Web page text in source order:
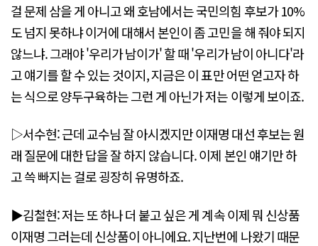
걸 문제 삼을 게 아니고 왜 호남에서는 국민의힘 후보가 10%
도 넘지 못하냐 이거에 대해서 본인이 좀 고민을 해 줘야 되지
않느냐. 그래야 '우리가 남이가' 할 때 '우리가 남이 아니다'라
고 얘기를 할 수 있는 것이지, 지금은 이 표만 어떤 얻고자 하
는 식으로 양두구육하는 그런 게 아닌가 저는 이렇게 보이죠.
▷서수현: 근데 교수님 잘 아시겠지만 이재명 대선 후보는 원
래 질문에 대한 답을 잘 하지 않습니다. 이제 본인 얘기만 하
고 쓱 빠지는 걸로 굉장히 유명하죠.
▶김철현: 저는 또 하나 더 붙고 싶은 게 계속 이제 뭐 신상품
이재명 그러는데 신상품이 아니에요. 지난번에 나왔기 때문